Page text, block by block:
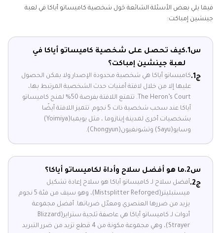
فيما يلي بعض الأسئلة الشائعة حَول شخصية كاميساتو أياكا في لعبة
جينشين إمباكت:
س1.
كيف تحصل على شخصية كاميساتو أياكا في
لعبة جينشين إمباكت؟
ج1.
كاميساتو أياكا هي شخصية محدودة الإصدار ولا يمكن الحصول
عليها إلا من خلال لافتة أمنيات حدث الشخصية المرتبط بها،
The Heron’s Court. تتمتع اللافتة بفرصة 50% لمنح كاميساتو
أياكا عند سحب شخصية ذات 5 نجوم. تتميز اللافتة أيضًا
بشخصيات أخرى لمدينة إينازوما ، مثل يويميا(Yoimiya)
وسايو(Sayu) وتشونغيون(Chongyun).
س2.
ما هو أفضل سلاح وأداة لكاميساتو أياكا؟
ج2.
أفضل سلاح لـ كاميساتو أياكا هو سلاح إعادة تشكيل
ميستبليتر(Mistsplitter Reforged)، وهو سيف من فئة 5 نجوم
يزيد من ضررها العنصري ومعدّل ضرباتها. أفضل مجموعة
أدوات لـ كاميساتو أياكا هي عاصفة ثلجية ستراير(Blizzard
Strayer)، وهي مجموعة مكونة من 4 قطع تزيد من ضرر التبريد